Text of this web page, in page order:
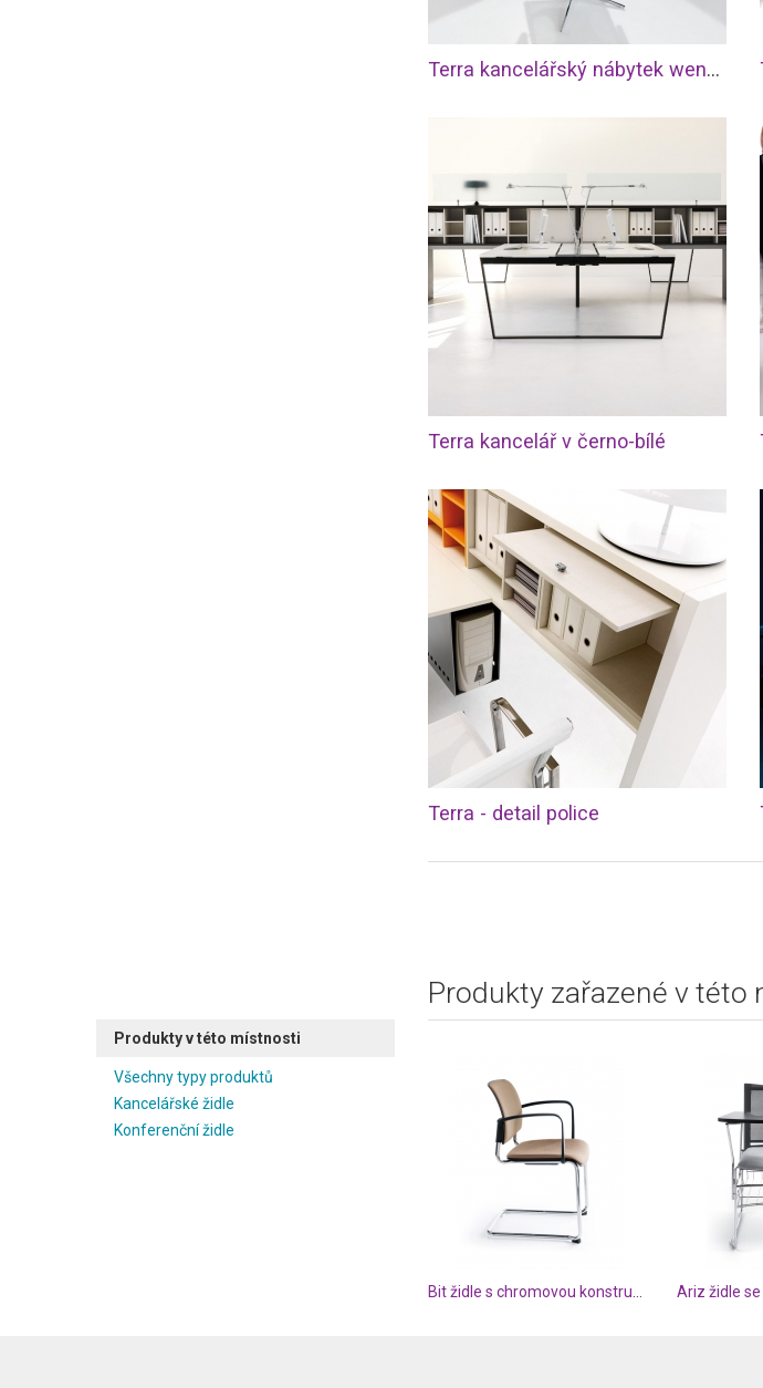
Terra kancelářský nábytek wenge a bílá
Terra kancelář v černo-bílé
Terra - detail police
Produkty v této místnosti
Všechny typy produktů
Kancelářské židle
Konferenční židle
Produkty zařazené v této